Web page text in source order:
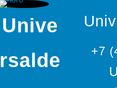
Unive
rsalde
+7